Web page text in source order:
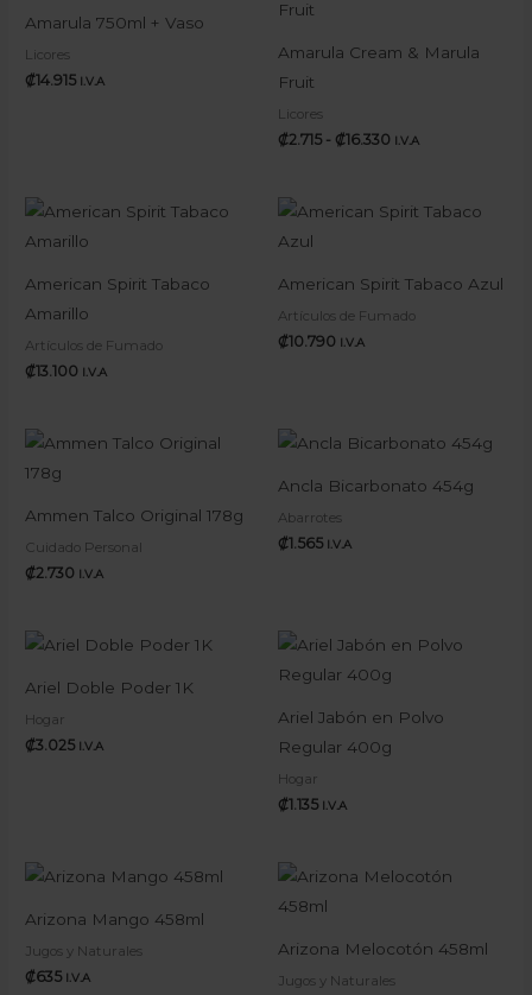
Amarula 750ml + Vaso
Licores
₡14.915 I.V.A
Amarula Cream & Marula
Fruit
Licores
₡2.715 - ₡16.330
₡2.715
I.V.A
American Spirit Tabaco
Amarillo
Artículos de Fumado
₡13.100 I.V.A
American Spirit Tabaco Azul
Artículos de Fumado
₡10.790 I.V.A
Ammen Talco Original 178g
Cuidado Personal
₡2.730 I.V.A
Ancla Bicarbonato 454g
Abarrotes
₡1.565 I.V.A
Ariel Doble Poder 1K
Hogar
₡3.025 I.V.A
Ariel Jabón en Polvo
Regular 400g
Hogar
₡1.135 I.V.A
Arizona Mango 458ml
Jugos y Naturales
₡635 I.V.A
Arizona Melocotón 458ml
Jugos y Naturales